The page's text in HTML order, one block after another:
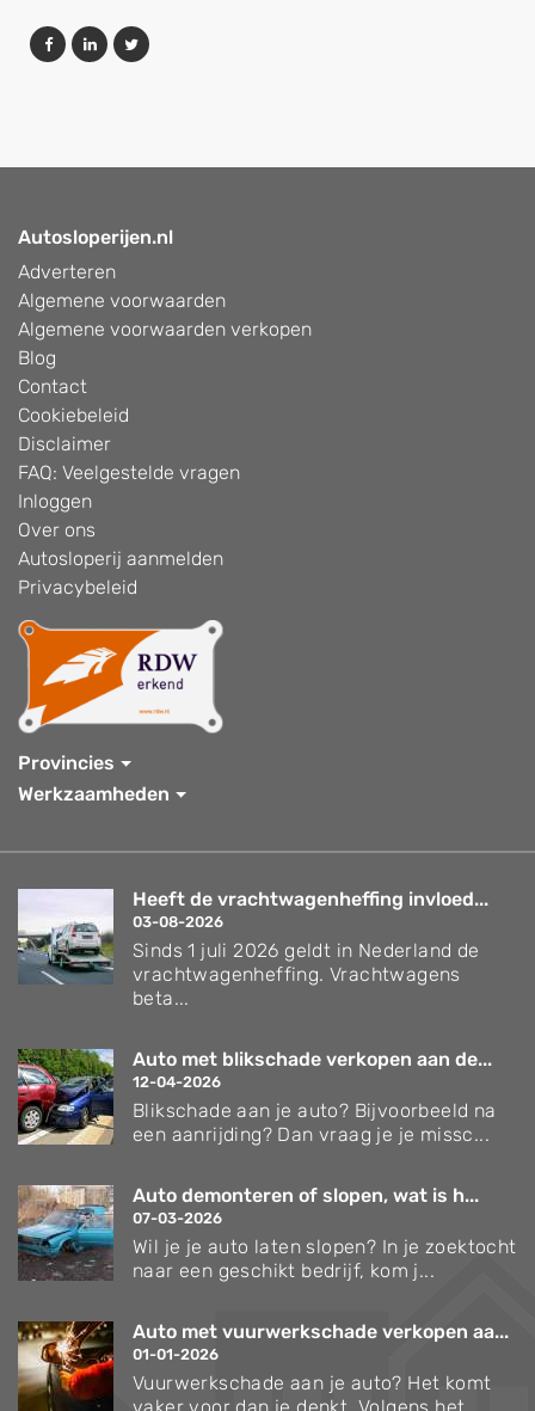
Autosloperijen.nl
Adverteren
Algemene voorwaarden
Algemene voorwaarden verkopen
Blog
Contact
Cookiebeleid
Disclaimer
FAQ: Veelgestelde vragen
Inloggen
Over ons
Autosloperij aanmelden
Privacybeleid
Provincies
Werkzaamheden
Heeft de vrachtwagenheffing invloed...
03-08-2026
Sinds 1 juli 2026 geldt in Nederland de
vrachtwagenheffing. Vrachtwagens
beta...
Auto met blikschade verkopen aan de...
12-04-2026
Blikschade aan je auto? Bijvoorbeeld na
een aanrijding? Dan vraag je je missc...
Auto demonteren of slopen, wat is h...
07-03-2026
Wil je je auto laten slopen? In je zoektocht
naar een geschikt bedrijf, kom j...
Auto met vuurwerkschade verkopen aa...
01-01-2026
Vuurwerkschade aan je auto? Het komt